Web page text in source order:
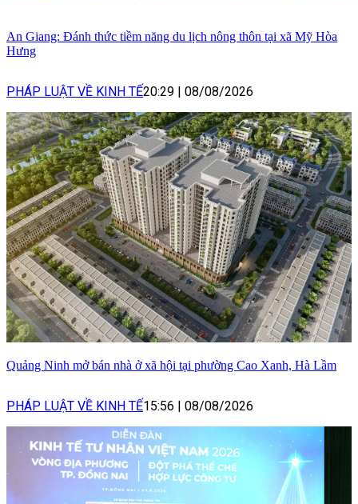
An Giang: Đánh thức tiềm năng du lịch nông thôn tại xã Mỹ Hòa
Hưng
PHÁP LUẬT VỀ KINH TẾ20:29 08/08/2026
Quảng Ninh mở bán nhà ở xã hội tại phường Cao Xanh, Hà Lầm
PHÁP LUẬT VỀ KINH TẾ15:56 08/08/2026